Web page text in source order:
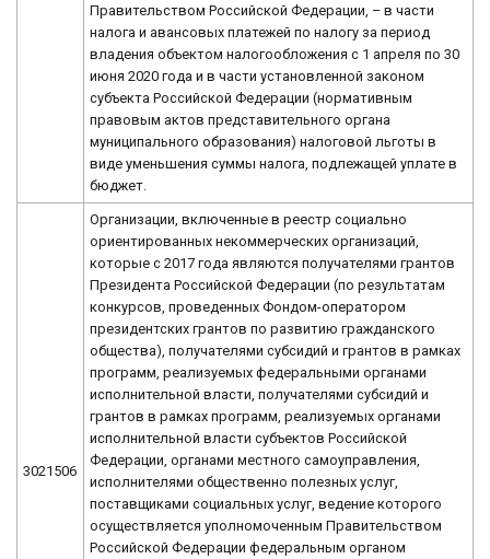
Правительством Российской Федерации, – в части
налога и авансовых платежей по налогу за период
владения объектом налогообложения с 1 апреля по 30
июня 2020 года и в части установленной законом
субъекта Российской Федерации (нормативным
правовым актов представительного органа
муниципального образования) налоговой льготы в
виде уменьшения суммы налога, подлежащей уплате в
бюджет.
3021506
Организации, включенные в реестр социально
ориентированных некоммерческих организаций,
которые с 2017 года являются получателями грантов
Президента Российской Федерации (по результатам
конкурсов, проведенных Фондом-оператором
президентских грантов по развитию гражданского
общества), получателями субсидий и грантов в рамках
программ, реализуемых федеральными органами
исполнительной власти, получателями субсидий и
грантов в рамках программ, реализуемых органами
исполнительной власти субъектов Российской
Федерации, органами местного самоуправления,
исполнителями общественно полезных услуг,
поставщиками социальных услуг, ведение которого
осуществляется уполномоченным Правительством
Российской Федерации федеральным органом